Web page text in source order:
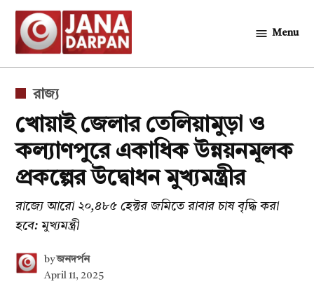
Skip
content
Menu
POSTED
IN
রাজ্য
খোয়াই জেলার তেলিয়ামুড়া ও
কল্যাণপুরে একাধিক উন্নয়নমূলক
প্রকল্পের উদ্বোধন মুখ্যমন্ত্রীর
রাজ্যে আরো ২০,৪৮৫ হেক্টর জমিতে রাবার চাষ বৃদ্ধি করা
হবে: মুখ্যমন্ত্রী
by জনদর্পন
April 11, 2025